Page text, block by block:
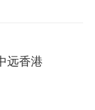
远香港